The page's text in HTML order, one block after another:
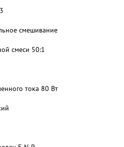
смешивание
смеси 50:1
тока 80 Вт